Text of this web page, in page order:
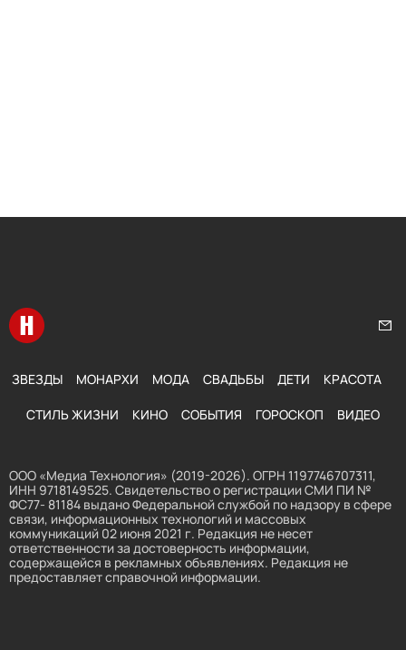
Перейти на главную
ЗВЕЗДЫ МОНАРХИ МОДА СВАДЬБЫ ДЕТИ КРАСОТА
СТИЛЬ ЖИЗНИ КИНО СОБЫТИЯ ГОРОСКОП ВИДЕО
ООО «Медиа Технология» (2019-2026). ОГРН 1197746707311,
ИНН 9718149525. Свидетельство о регистрации СМИ ПИ №
ФС77- 81184 выдано Федеральной службой по надзору в сфере
связи, информационных технологий и массовых
коммуникаций 02 июня 2021 г. Редакция не несет
ответственности за достоверность информации,
содержащейся в рекламных объявлениях. Редакция не
предоставляет справочной информации.